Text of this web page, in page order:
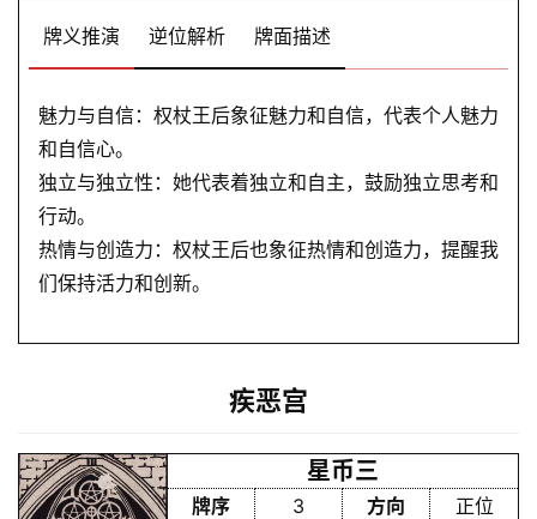
牌义推演 逆位解析 牌面描述
魅力与自信：权杖王后象征魅力和自信，代表个人魅力
和自信心。
独立与独立性：她代表着独立和自主，鼓励独立思考和
行动。
热情与创造力：权杖王后也象征热情和创造力，提醒我
们保持活力和创新。
疾恶宫
星币三
牌序 3 方向 正位